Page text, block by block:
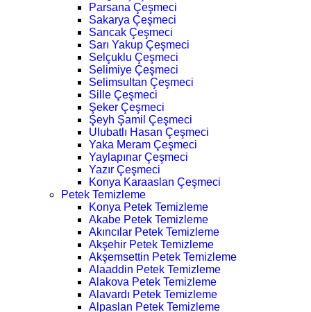
Parsana Çeşmeci
Sakarya Çeşmeci
Sancak Çeşmeci
Sarı Yakup Çeşmeci
Selçuklu Çeşmeci
Selimiye Çeşmeci
Selimsultan Çeşmeci
Sille Çeşmeci
Şeker Çeşmeci
Şeyh Şamil Çeşmeci
Ulubatlı Hasan Çeşmeci
Yaka Meram Çeşmeci
Yaylapınar Çeşmeci
Yazır Çeşmeci
Konya Karaaslan Çeşmeci
Petek Temizleme
Konya Petek Temizleme
Akabe Petek Temizleme
Akıncılar Petek Temizleme
Akşehir Petek Temizleme
Akşemsettin Petek Temizleme
Alaaddin Petek Temizleme
Alakova Petek Temizleme
Alavardı Petek Temizleme
Alpaslan Petek Temizleme